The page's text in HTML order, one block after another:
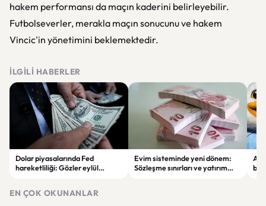
hakem performansı da maçın kaderini belirleyebilir.
Futbolseverler, merakla maçın sonucunu ve hakem
Vincic'in yönetimini beklemektedir.
İLGILI HABERLER
Dolar piyasalarında Fed
hareketliliği: Gözler eylül
Evim sisteminde yeni dönem:
Sözleşme sınırları ve yatırım
EN ÇOK OKUNANLAR